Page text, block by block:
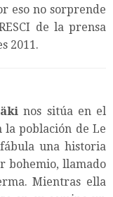
eso no sorprende
de la prensa
2011.
nos sitúa en el
la población de Le
una historia
bohemio, llamado
Mientras ella